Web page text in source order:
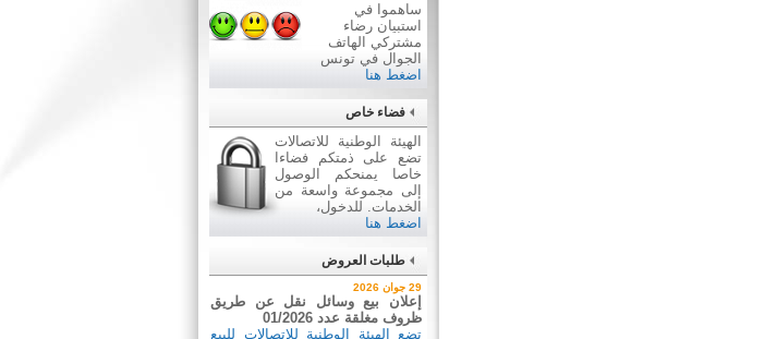
ساهموا في
استبيان رضاء
مشتركي الهاتف
الجوال في تونس
اضغط هنا
فضاء خاص
الهيئة الوطنية للاتصالات
تضع على ذمتكم فضاءا
خاصا يمنحكم الوصول
إلى مجموعة واسعة من
الخدمات. للدخول،
اضغط هنا
طلبات العروض
2 جويلية 2026
إعلان عن طلب عروض عدد
2026/03
اقتناء تجهيزات إعلامية
29 جوان 2026
إعلان بيع وسائل نقل عن طريق
ظروف مغلقة عدد 01/2026
تضع الهيئة الوطنية للاتصالات للبيع